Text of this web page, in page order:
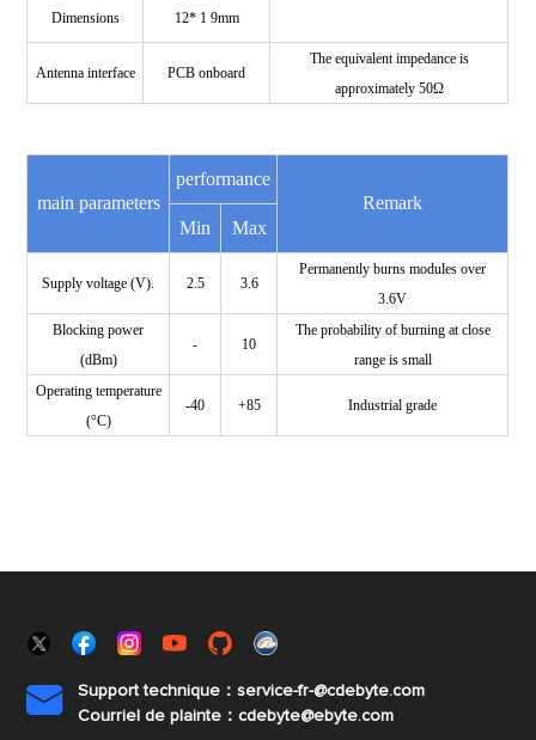
Dimensions 12* 1 9mm
Antenna interface PCB onboard
The equivalent impedance is
approximately 50Ω
main parameters
performance
Remark
Min
Max
Supply voltage (V). 2.5 3.6
Permanently burns modules over
3.6V
Blocking power
(dBm)
- 10
The probability of burning at close
range is small
Operating temperature
(°C)
-40 +85 Industrial grade

Support technique：service-fr-@cdebyte.com
Courriel de plainte：cdebyte@ebyte.com